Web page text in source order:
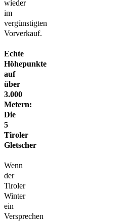
wieder
im
vergünstigten
Vorverkauf.
Echte
Höhepunkte
auf
über
3.000
Metern:
Die
5
Tiroler
Gletscher
Wenn
der
Tiroler
Winter
ein
Versprechen